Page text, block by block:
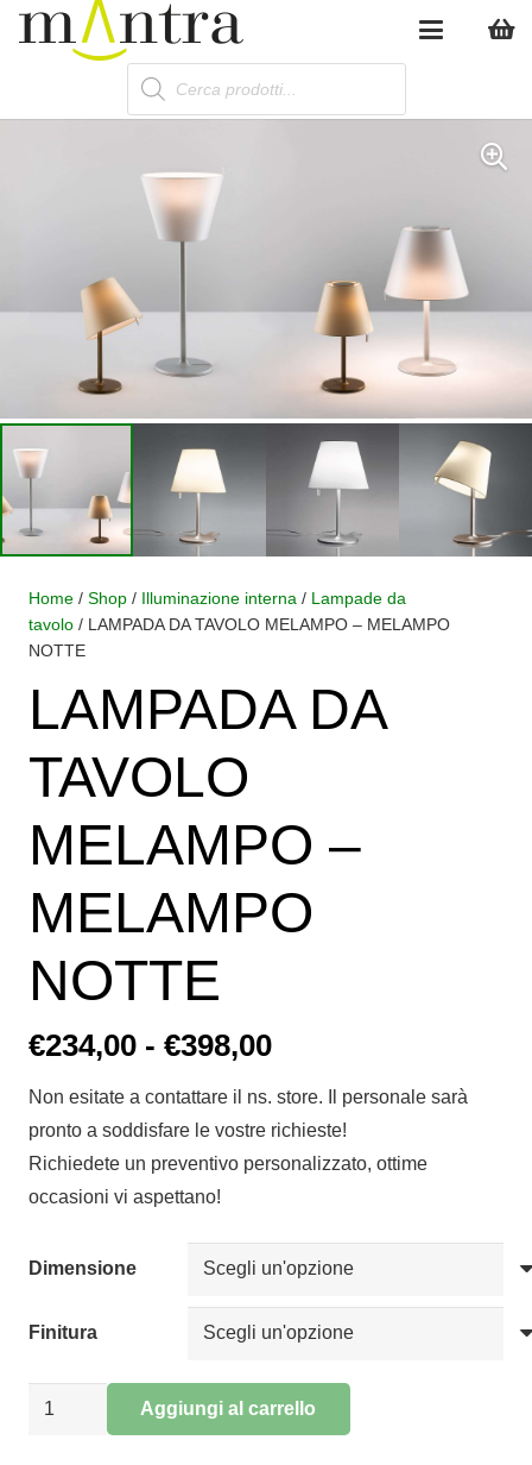
Products
search
Home / Shop / Illuminazione interna / Lampade da
tavolo / LAMPADA DA TAVOLO MELAMPO – MELAMPO
NOTTE
LAMPADA DA
TAVOLO
MELAMPO –
MELAMPO
NOTTE
€234,00 - €398,00Fascia
prezzo:
da
€234,00
€398,00
Non esitate a contattare il ns. store. Il personale sarà
pronto a soddisfare le vostre richieste!
Richiedete un preventivo personalizzato, ottime
occasioni vi aspettano!
Dimensione
Finitura
LAMPADA
Aggiungi al carrello